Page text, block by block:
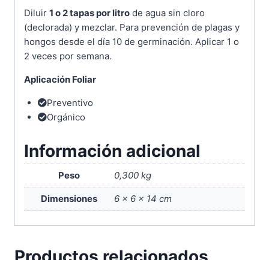
Diluir 1 o 2 tapas por litro de agua sin cloro
(declorada) y mezclar. Para prevención de plagas y
hongos desde el día 10 de germinación. Aplicar 1 o
2 veces por semana.
Aplicación Foliar
Preventivo
Orgánico
Información adicional
Peso 0,300 kg
Dimensiones 6 × 6 × 14 cm